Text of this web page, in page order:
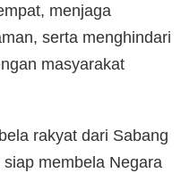
menjaga
serta menghindari
masyarakat
rakyat dari Sabang
membela Negara